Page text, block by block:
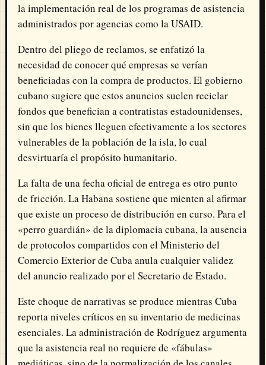
la implementación real de los programas de asistencia
administrados por agencias como la USAID.
Dentro del pliego de reclamos, se enfatizó la
necesidad de conocer qué empresas se verían
beneficiadas con la compra de productos. El gobierno
cubano sugiere que estos anuncios suelen reciclar
fondos que benefician a contratistas estadounidenses,
sin que los bienes lleguen efectivamente a los sectores
vulnerables de la población de la isla, lo cual
desvirtuaría el propósito humanitario.
La falta de una fecha oficial de entrega es otro punto
de fricción. La Habana sostiene que mienten al afirmar
que existe un proceso de distribución en curso. Para el
«perro guardián» de la diplomacia cubana, la ausencia
de protocolos compartidos con el Ministerio del
Comercio Exterior de Cuba anula cualquier validez
del anuncio realizado por el Secretario de Estado.
Este choque de narrativas se produce mientras Cuba
reporta niveles críticos en su inventario de medicinas
esenciales. La administración de Rodríguez argumenta
que la asistencia real no requiere de «fábulas»